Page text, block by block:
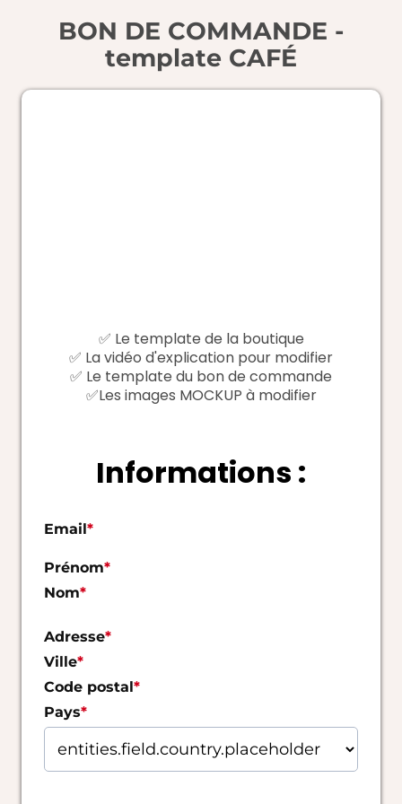
BON DE COMMANDE -
template CAFÉ
✅ Le template de la boutique
✅ La vidéo d'explication pour modifier
✅ Le template du bon de commande
✅Les images MOCKUP à modifier
Informations :
Email*
Prénom*
Nom*
Adresse*
Ville*
Code postal*
Pays*